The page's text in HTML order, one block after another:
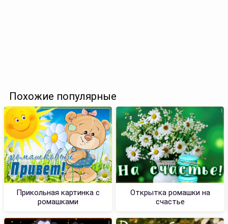
Похожие популярные
Прикольная картинка с
ромашками
Открытка ромашки на
счастье